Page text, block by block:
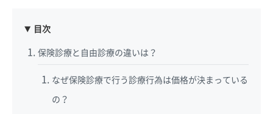
目次
保険診療と自由診療の違いは？
なぜ保険診療で行う診療行為は価格が決まっている
の？